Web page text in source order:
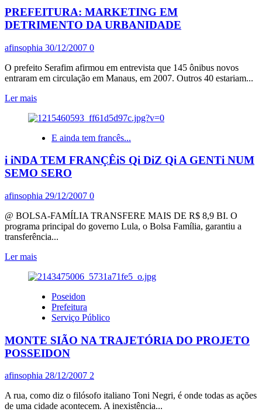
PREFEITURA: MARKETING EM
DETRIMENTO DA URBANIDADE
afinsophia 30/12/2007 0
O prefeito Serafim afirmou em entrevista que 145 ônibus novos
entraram em circulação em Manaus, em 2007. Outros 40 estariam...
Ler maisLeia
sobre
MARKETING
DETRIMENTO
DA
E ainda tem francês...
i iNDA TEM FRANÇÊiS Qi DiZ Qi A GENTi NUM
SEMO SERO
afinsophia 29/12/2007 0
@ BOLSA-FAMÍLIA TRANSFERE MAIS DE R$ 8,9 BI. O
programa principal do governo Lula, o Bolsa Família, garantiu a
transferência...
Ler maisLeia
sobre
iNDA
TEM
FRANÇÊiS
DiZ
Qi
A
GENTi
NUM
SEMO
SERO
Poseidon
Prefeitura
Serviço Público
MONTE SIÃO NA TRAJETÓRIA DO PROJETO
POSSEIDON
afinsophia 28/12/2007 2
A rua, como diz o filósofo italiano Toni Negri, é onde todas as ações
de uma cidade acontecem. A inexistência...